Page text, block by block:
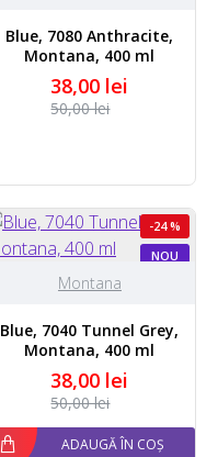
Blue, 7080 Anthracite,
Montana, 400 ml
38,00 lei
50,00 lei
NOU
-24 %
Montana
Blue, 7040 Tunnel Grey,
Montana, 400 ml
38,00 lei
50,00 lei
ADAUGĂ ÎN COȘ